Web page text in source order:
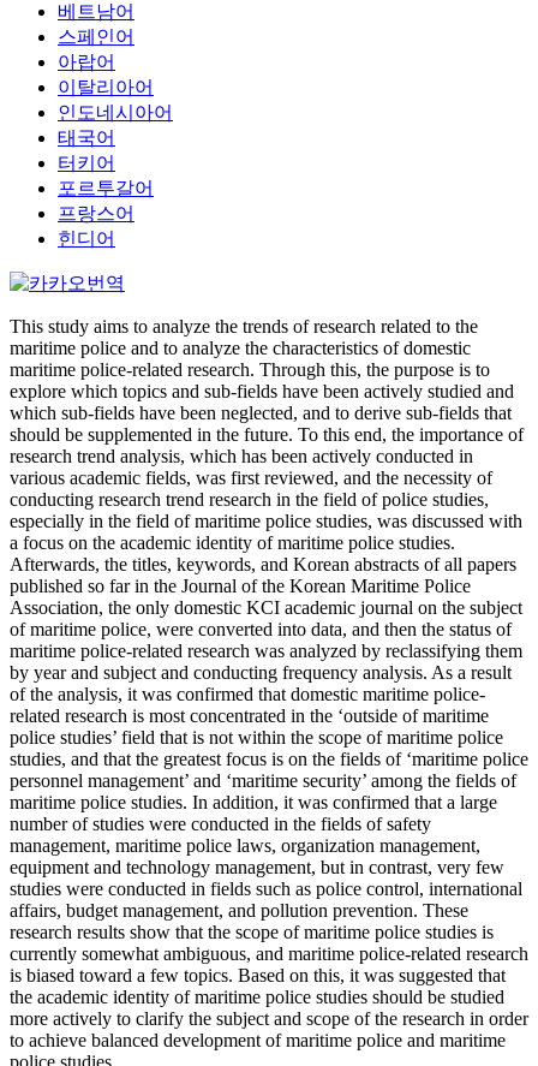
베트남어
스페인어
아랍어
이탈리아어
인도네시아어
태국어
터키어
포르투갈어
프랑스어
힌디어
This study aims to analyze the trends of research related to the
maritime police and to analyze the characteristics of domestic
maritime police-related research. Through this, the purpose is to
explore which topics and sub-fields have been actively studied and
which sub-fields have been neglected, and to derive sub-fields that
should be supplemented in the future. To this end, the importance of
research trend analysis, which has been actively conducted in
various academic fields, was first reviewed, and the necessity of
conducting research trend research in the field of police studies,
especially in the field of maritime police studies, was discussed with
a focus on the academic identity of maritime police studies.
Afterwards, the titles, keywords, and Korean abstracts of all papers
published so far in the Journal of the Korean Maritime Police
Association, the only domestic KCI academic journal on the subject
of maritime police, were converted into data, and then the status of
maritime police-related research was analyzed by reclassifying them
by year and subject and conducting frequency analysis. As a result
of the analysis, it was confirmed that domestic maritime police-
related research is most concentrated in the ‘outside of maritime
police studies’ field that is not within the scope of maritime police
studies, and that the greatest focus is on the fields of ‘maritime police
personnel management’ and ‘maritime security’ among the fields of
maritime police studies. In addition, it was confirmed that a large
number of studies were conducted in the fields of safety
management, maritime police laws, organization management,
equipment and technology management, but in contrast, very few
studies were conducted in fields such as police control, international
affairs, budget management, and pollution prevention. These
research results show that the scope of maritime police studies is
currently somewhat ambiguous, and maritime police-related research
is biased toward a few topics. Based on this, it was suggested that
the academic identity of maritime police studies should be studied
more actively to clarify the subject and scope of the research in order
to achieve balanced development of maritime police and maritime
police studies.